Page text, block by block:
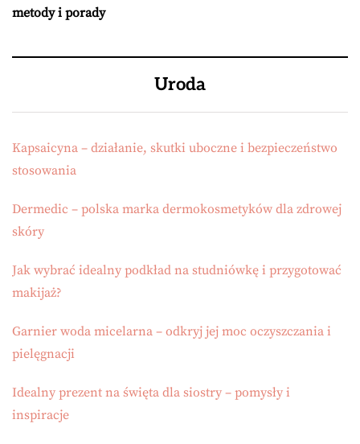
metody i porady
Uroda
Kapsaicyna – działanie, skutki uboczne i bezpieczeństwo
stosowania
Dermedic – polska marka dermokosmetyków dla zdrowej
skóry
Jak wybrać idealny podkład na studniówkę i przygotować
makijaż?
Garnier woda micelarna – odkryj jej moc oczyszczania i
pielęgnacji
Idealny prezent na święta dla siostry – pomysły i
inspiracje